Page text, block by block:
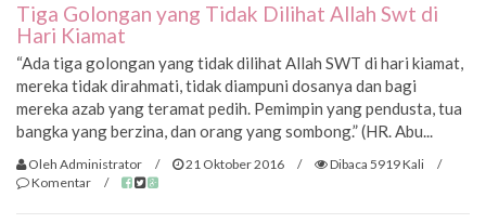
Tiga Golongan yang Tidak Dilihat Allah Swt di
Hari Kiamat
“Ada tiga golongan yang tidak dilihat Allah SWT di hari kiamat,
mereka tidak dirahmati, tidak diampuni dosanya dan bagi
mereka azab yang teramat pedih. Pemimpin yang pendusta, tua
bangka yang berzina, dan orang yang sombong.” (HR. Abu...
Oleh Administrator / 21 Oktober 2016 / Dibaca 5919 Kali
/
Komentar
/